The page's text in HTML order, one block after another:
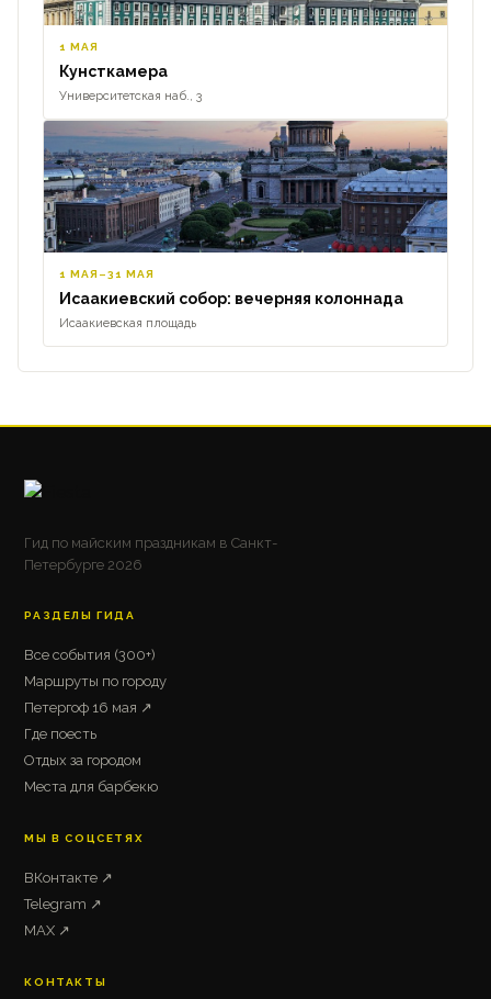
1 МАЯ
Кунсткамера
Университетская наб., 3
1 МАЯ–31 МАЯ
Исаакиевский собор: вечерняя колоннада
Исаакиевская площадь
Гид по майским праздникам в Санкт-
Петербурге 2026
РАЗДЕЛЫ ГИДА
Все события (300+)
Маршруты по городу
Петергоф 16 мая ↗
Где поесть
Отдых за городом
Места для барбекю
МЫ В СОЦСЕТЯХ
ВКонтакте ↗
Telegram ↗
MAX ↗
КОНТАКТЫ